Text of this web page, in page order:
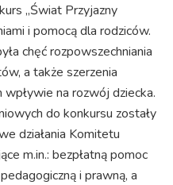
„Świat Przyjazny
i pomocą dla rodziców.
chęć rozpowszechniania
a także szerzenia
na rozwój dziecka.
do konkursu zostały
działania Komitetu
m.in.: bezpłatną pomoc
i prawną, a